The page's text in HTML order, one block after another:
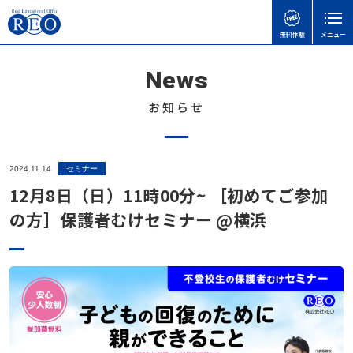
無料体験 メニュー
サポート内容
体験談
本人向け
会社概要
News
お知らせ
2024.11.14 セミナー
12月8日（日）11時00分~ ［初めてご参加
の方］保護者むけセミナー @横浜
子どもの接し方で
検 索
言い過ぎた後に親ができること
不登校の子どもに進路の話はいつする？親が知って
おきたい切り出し方と関わり方
不登校でゲームをやりすぎても大丈夫？
不登校の子どもへの関わり方で気をつけたいこと｜
親がやりがちなNG行動とは
学習面・進路面で
検 索
と出題範囲
【さいたま市】いろどり学園とは？不登校の子も通
える学校の特徴を解説
令和8年度から「情報」が必修に｜高卒認定試験の
変更点と不登校生への影響をわかりやすく解説
高卒認定の物理基礎が不安な方へ｜出題範囲と勉強
親御さんのお悩みで
検 索
不登校のこどもの味方！自治体ごとの教育支援セン
ターの実際と活用事例
不登校の子どもに進路の話はいつする？親が知って
おきたい切り出し方と関わり方